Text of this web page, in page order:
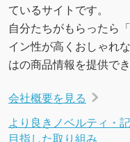
ているサイトです。
自分たちがもらったら
イン性が高くおしゃれ
はの商品情報を提供で
会社概要を見る
より良きノベルティ・
目指した取り組み